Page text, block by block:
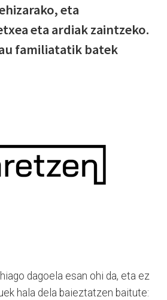
eta
eta ardiak zaintzeko.
familiatatik batek
dagoela esan ohi da, eta ez
hala dela baieztatzen baitute: